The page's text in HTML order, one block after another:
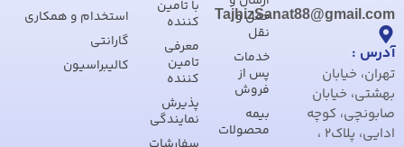
TajhizSanat88@gmail.com
آدرس :
تهران، خیابان
بهشتی، خیابان
صابونچی، کوچه
ادایی، پلاک2 ،
حمل و
نقل
خدمات
پس از
فروش
بیمه
محصولات
با تامین
کننده
معرفی
تامین
کننده
پذیرش
نمایندگی
استخدام و همکاری
گارانتی
کالیبراسیون